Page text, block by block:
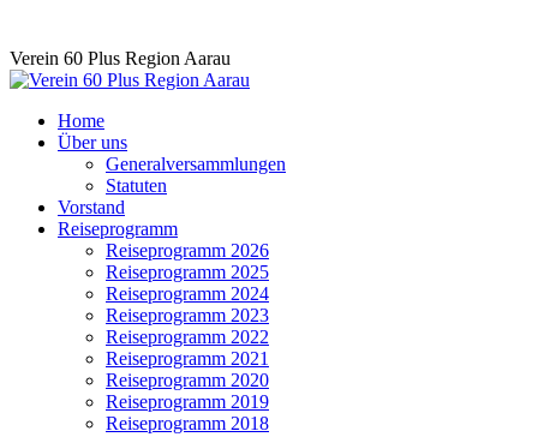
Skip
to
Verein 60 Plus Region Aarau
Home
Über uns
Generalversammlungen
Statuten
Vorstand
Reiseprogramm
Reiseprogramm 2026
Reiseprogramm 2025
Reiseprogramm 2024
Reiseprogramm 2023
Reiseprogramm 2022
Reiseprogramm 2021
Reiseprogramm 2020
Reiseprogramm 2019
Reiseprogramm 2018